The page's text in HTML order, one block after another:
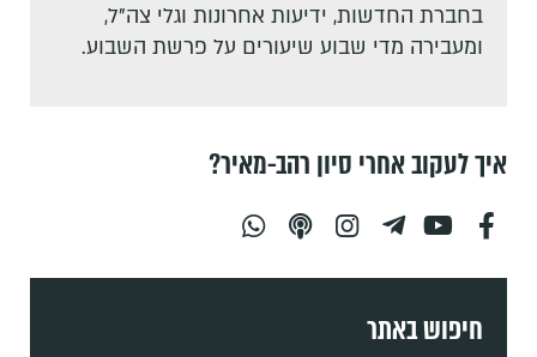
בחברת החדשות, ידיעות אחרונות וגלי צה"ל,
ומעבירה מדי שבוע שיעורים על פרשת השבוע.
איך לעקוב אחרי סיון רהב-מאיר?
חיפוש באתר